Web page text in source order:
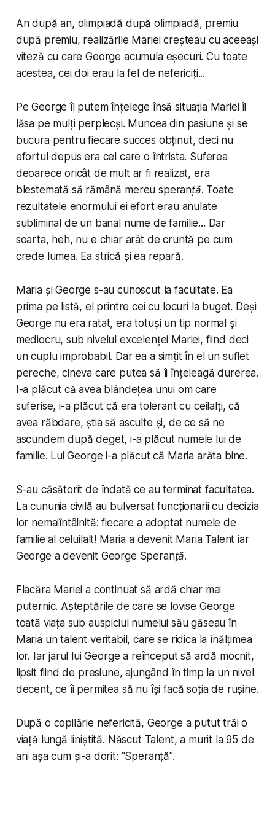
An după an, olimpiadă după olimpiadă, premiu
după premiu, realizările Mariei creșteau cu aceeași
viteză cu care George acumula eșecuri. Cu toate
acestea, cei doi erau la fel de nefericiți...
Pe George îl putem înțelege însă situația Mariei îi
lăsa pe mulți perplecși. Muncea din pasiune și se
bucura pentru fiecare succes obținut, deci nu
efortul depus era cel care o întrista. Suferea
deoarece oricât de mult ar fi realizat, era
blestemată să rămână mereusperanță. Toate
rezultatele enormului ei efort erau anulate
subliminal de un banal nume de familie... Dar
soarta, heh, nu e chiar arât de cruntă pe cum
crede lumea. Ea strică și ea repară.
Maria și George s-au cunoscut la facultate. Ea
prima pe listă, el printre cei cu locuri la buget. Deși
George nu era ratat, era totuși un tip normal și
mediocru, sub nivelul excelenței Mariei, fiind deci
un cuplu improbabil. Dar ea a simțit în el un suflet
pereche, cineva care putea să îi înțeleagă durerea.
I-a plăcut că avea blândețea unui om care
suferise, i-a plăcut că era tolerant cu ceilalți, că
avea răbdare, știa să asculte și, de ce să ne
ascundem după deget, i-a plăcut numele lui de
familie. Lui George i-a plăcut că Maria arăta bine.
S-au căsătorit de îndată ce au terminat facultatea.
La cununia civilă au bulversat funcționarii cu decizia
lor nemaiîntâlnită: fiecare a adoptat numele de
familie al celuilalt! Maria a devenit Maria Talent iar
George a devenit George Speranță.
Flacăra Mariei a continuat să ardă chiar mai
puternic. Așteptările de care se lovise George
toată viața sub auspiciul numelui său găseau în
Maria un talent veritabil, care se ridica la înălțimea
lor. Iar jarul lui George a reînceput să ardă mocnit,
lipsit fiind de presiune, ajungând în timp la un nivel
decent, ce îi permitea să nu își facă soția de rușine.
După o copilărie nefericită, George a putut trăi o
viață lungă liniștită. Născut Talent, a murit la 95 de
ani așa cum și-a dorit: "Speranță".